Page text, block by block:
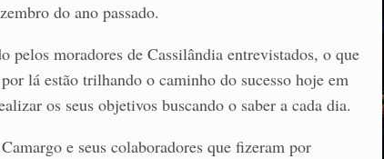
do ano passado.
moradores de Cassilândia entrevistados, o que
lá estão trilhando o caminho do sucesso hoje em
os seus objetivos buscando o saber a cada dia.
e seus colaboradores que fizeram por